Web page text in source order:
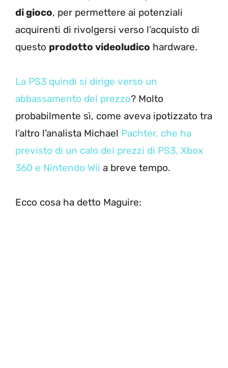
di gioco, per permettere ai potenziali
acquirenti di rivolgersi verso l’acquisto di
questo prodotto videoludico hardware.
La PS3 quindi si dirige verso un
abbassamento del prezzo? Molto
probabilmente sì, come aveva ipotizzato tra
l’altro l’analista Michael Pachter, che ha
previsto di un calo dei prezzi di PS3, Xbox
360 e Nintendo Wii a breve tempo.
Ecco cosa ha detto Maguire: